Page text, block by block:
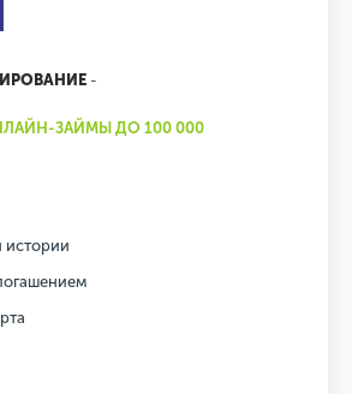
-
ЗАЙМЫ ДО 100 000
истории